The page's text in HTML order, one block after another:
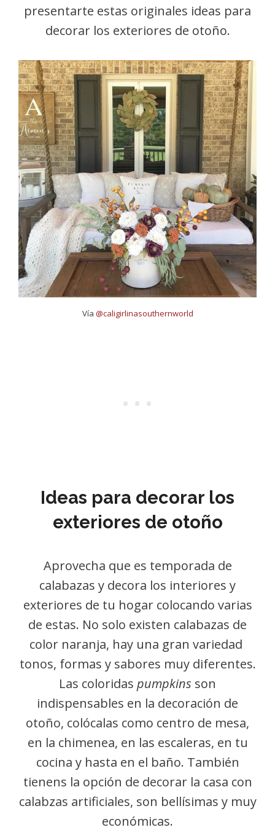
presentarte estas originales ideas para
decorar los exteriores de otoño.
Vía @caligirlinasouthernworld
Ideas para decorar los
exteriores de otoño
Aprovecha que es temporada de
calabazas y decora los interiores y
exteriores de tu hogar colocando varias
de estas. No solo existen calabazas de
color naranja, hay una gran variedad
tonos, formas y sabores muy diferentes.
Las coloridas pumpkins son
indispensables en la decoración de
otoño, colócalas como centro de mesa,
en la chimenea, en las escaleras, en tu
cocina y hasta en el baño. También
tienens la opción de decorar la casa con
calabzas artificiales, son bellísimas y muy
económicas.